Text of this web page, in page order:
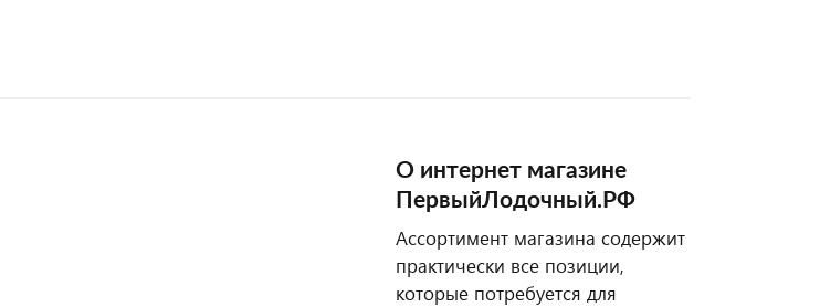
О интернет магазине
ПервыйЛодочный.РФ
Ассортимент магазина содержит
практически все позиции,
которые потребуется для